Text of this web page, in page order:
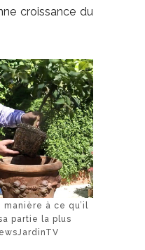
croissance du
à ce qu’il
partie la plus